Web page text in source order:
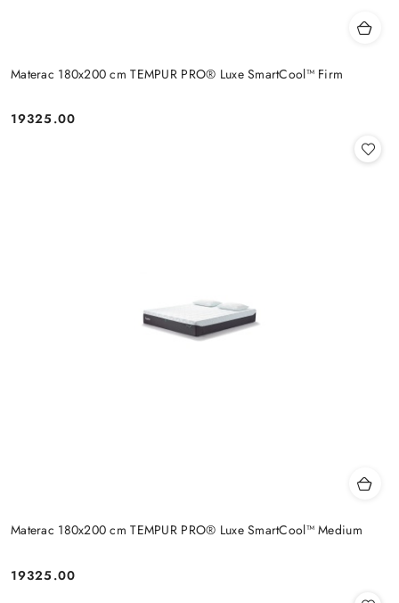
Materac 180x200 cm TEMPUR PRO® Luxe SmartCool™ Firm
Cena:
19325.00
Materac 180x200 cm TEMPUR PRO® Luxe SmartCool™ Medium
Cena:
19325.00